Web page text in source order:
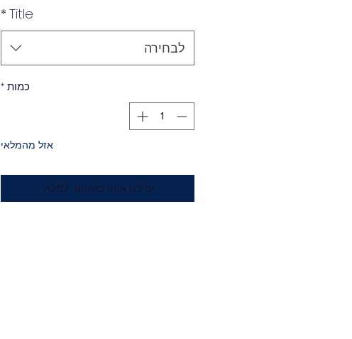
Title
*
לבחירה
כמות *
אזל מהמלאי
עדכנו אותי כשחוזר למלאי